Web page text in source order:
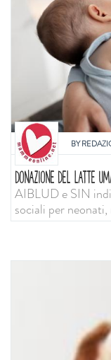
BY
DONAZIONE DEL LATTE
AIBLUD e SIN
sociali per